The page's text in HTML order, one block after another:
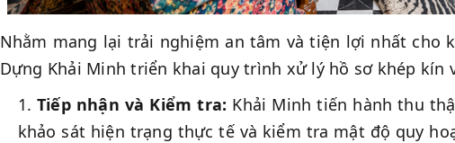
Nhằm mang lại trải nghiệm an tâm và tiện lợi nhất cho
Dựng Khải Minh triển khai quy trình xử lý hồ sơ khép kín
Tiếp nhận và Kiểm tra: Khải Minh tiến hành thu
khảo sát hiện trạng thực tế và kiểm tra mật độ quy